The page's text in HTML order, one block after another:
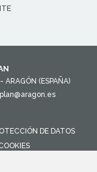
- ARAGÓN (ESPAÑA)
DE DATOS